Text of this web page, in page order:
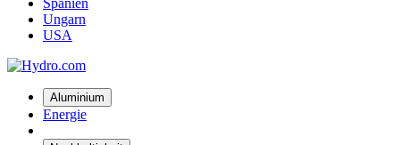
Spanien
Ungarn
USA
Aluminium
Energie